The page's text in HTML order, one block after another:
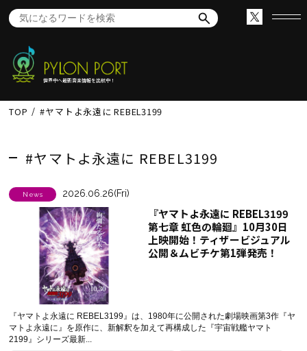
世界中へ最新音楽情報を出航中！
TOP #ヤマトよ永遠に REBEL3199
#ヤマトよ永遠に REBEL3199
News 2026.06.26(Fri)
『ヤマトよ永遠に REBEL3199
第七章 虹色の輪廻』10月30日
上映開始！ティザービジュアル
公開＆ムビチケ第1弾発売！
『ヤマトよ永遠に REBEL3199』は、1980年に公開された劇場映画第3作『ヤ
マトよ永遠に』を原作に、新解釈を加えて再構成した『宇宙戦艦ヤマト
2199』シリーズ最新...